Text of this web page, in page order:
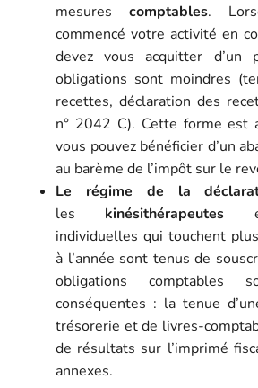
mesures comptables.
commencé votre activité en
devez vous acquitter d’un
obligations sont moindres
recettes, déclaration des
n° 2042 C). Cette forme est
vous pouvez bénéficier d’un
au barème de l’impôt sur le
Le régime de la
les kinésithérapeutes
individuelles qui touchent
à l’année sont tenus de
obligations comptables
conséquentes : la tenue
trésorerie et de livres-
de résultats sur l’imprimé
annexes.